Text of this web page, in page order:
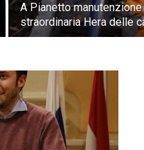
A Pianetto manutenzione
straordinaria Hera delle